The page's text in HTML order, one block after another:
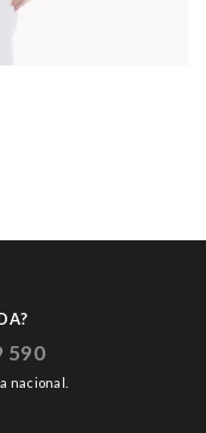
590
nacional.